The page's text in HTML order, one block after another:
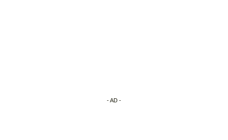
- AD -